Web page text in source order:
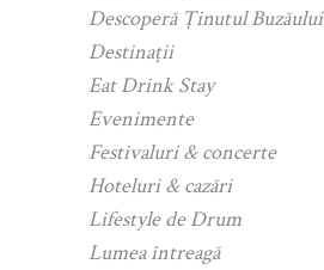
Descoperă Ținutul Buzăului
Destinații
Eat Drink Stay
Evenimente
Festivaluri & concerte
Hoteluri & cazări
Lifestyle de Drum
Lumea întreagă